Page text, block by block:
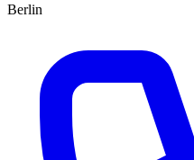
Berlin